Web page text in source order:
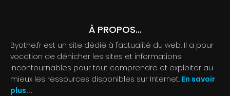
À PROPOS...
Byothe.fr est un site dédié à l'actualité du web. Il a pour
vocation de dénicher les sites et informations
incontournables pour tout comprendre et exploiter au
mieux les ressources disponibles sur Internet. En savoir
plus...